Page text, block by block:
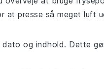
at presse så meget luft
og indhold. Dette